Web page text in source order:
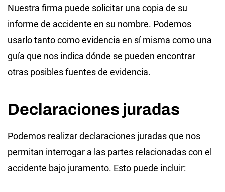
Nuestra firma puede solicitar una copia de su
informe de accidente en su nombre. Podemos
usarlo tanto como evidencia en sí misma como una
guía que nos indica dónde se pueden encontrar
otras posibles fuentes de evidencia.
Declaraciones juradas
Podemos realizar declaraciones juradas que nos
permitan interrogar a las partes relacionadas con el
accidente bajo juramento. Esto puede incluir: